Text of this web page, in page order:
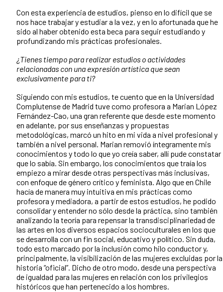
Con esta experiencia de estudios, pienso en lo difícil que se
nos hace trabajar y estudiar a la vez, y en lo afortunada que he
sido al haber obtenido esta beca para seguir estudiando y
profundizando mis prácticas profesionales.
¿Tienes tiempo para realizar estudios o actividades
relacionadas con una expresión artística que sean
exclusivamente para ti?
Siguiendo con mis estudios, te cuento que en la Universidad
Complutense de Madrid tuve como profesora a Marian López
Fernández-Cao, una gran referente que desde este momento
en adelante, por sus enseñanzas y propuestas
metodológicas, marcó un hito en mi vida a nivel profesional y
también a nivel personal. Marian removió íntegramente mis
conocimientos y todo lo que yo creía saber, allí pude constatar
que lo sabía. Sin embargo, los conocimientos que traía los
empiezo a mirar desde otras perspectivas más inclusivas,
con enfoque de género crítico y feminista. Algo que en Chile
hacía de manera muy intuitiva en mis prácticas como
profesora y mediadora, a partir de estos estudios, he podido
consolidar y entender no sólo desde la práctica, sino también
analizando la teoría para repensar la transdisciplinariedad de
las artes en los diversos espacios socioculturales en los que
se desarrolla con un fin social, educativo y político. Sin duda,
todo esto marcado por la inclusión como hilo conductor y,
principalmente, la visibilización de las mujeres excluidas por la
historia “oficial”. Dicho de otro modo, desde una perspectiva
de igualdad para las mujeres en relación con los privilegios
históricos que han pertenecido a los hombres.